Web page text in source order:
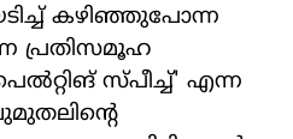
കഴിഞ്ഞുപോന്ന
പ്രതിസമൂഹ
സ്പീച്ച്' എന്ന